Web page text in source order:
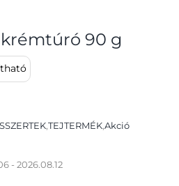
90 g
,TEJTERMÉK,Akció
- 2026.08.12